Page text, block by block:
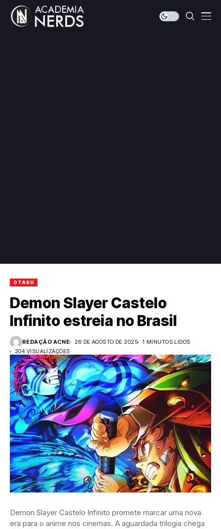
OTAKU
Demon Slayer Castelo
Infinito estreia no Brasil
REDAÇÃO ACNE 26 DE AGOSTO DE 2025
1 MINUTOS LIDOS
204 VISUALIZAÇÕES
Demon Slayer Castelo Infinito promete marcar uma nova
era para o anime nos cinemas. A aguardada trilogia chega